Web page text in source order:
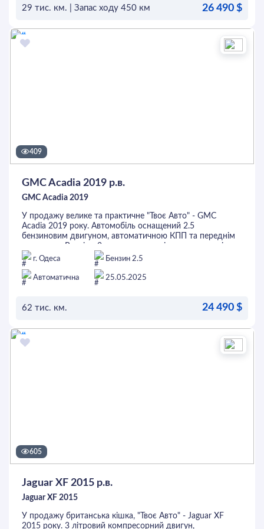
авто Ви маєте можливість придбати в кредит або лізинг,
29 тис. км. | Запас ходу 450 км 26 490 $
ОСТАВИТЬ ЗАЯВКУ
409
GMC Acadia 2019 р.в.
GMC Acadia 2019
У продажу велике та практичне "Твоє Авто" - GMC
Acadia 2019 року. Автомобіль оснащений 2.5
бензиновим двигуном, автоматичною КПП та переднім
приводом. Версія з 3-м рядом та капітанським заднім
рядом, має 6 посадкових місць. В салоні темний
текстиль, підігрів переднього ряду, мультикермо, 3-
зонний клімат-контроль, камера заднього огляду, датчик
світла, круїз-контроль та багато іншого. Перед покупкою
г. Одеса Бензин 2.5
Автоматична 25.05.2025
62 тис. км. 24 490 $
ОСТАВИТЬ ЗАЯВКУ
605
Jaguar XF 2015 р.в.
Jaguar XF 2015
У продажу британська кішка, "Твоє Авто" - Jaguar XF
2015 року. 3 літровий компресорний двигун,